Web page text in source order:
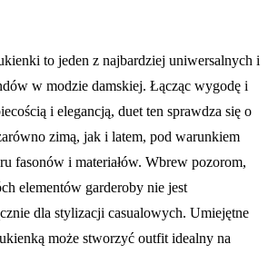
to jeden z najbardziej uniwersalnych i
w modzie damskiej. Łącząc wygodę i
i elegancją, duet ten sprawdza się o
zimą, jak i latem, pod warunkiem
fasonów i materiałów. Wbrew pozorom,
elementów garderoby nie jest
dla stylizacji casualowych. Umiejętne
może stworzyć outfit idealny na